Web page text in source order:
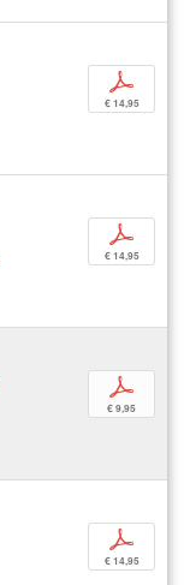
p
€ 14,95
p
€ 14,95
p
€ 9,95
p
€ 14,95